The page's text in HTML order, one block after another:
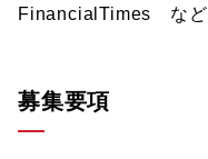
FinancialTimes など
募集要項